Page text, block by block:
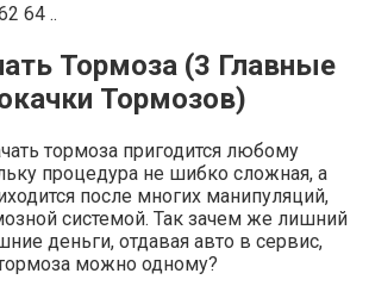
64 ..
Тормоза (3 Главные
Тормозов)
тормоза пригодится любому
процедура не шибко сложная, а
после многих манипуляций,
системой. Так зачем же лишний
деньги, отдавая авто в сервис,
можно одному?